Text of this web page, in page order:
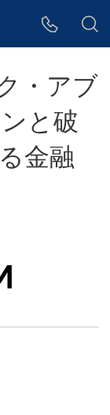
・アブ
と破
金融